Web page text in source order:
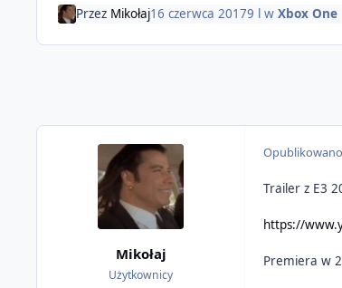
Przez Mikołaj16 czerwca 20179 lwXbox One
Mikołaj
Użytkownicy
Opublikowano
Trailer z E3
https://
Premiera w